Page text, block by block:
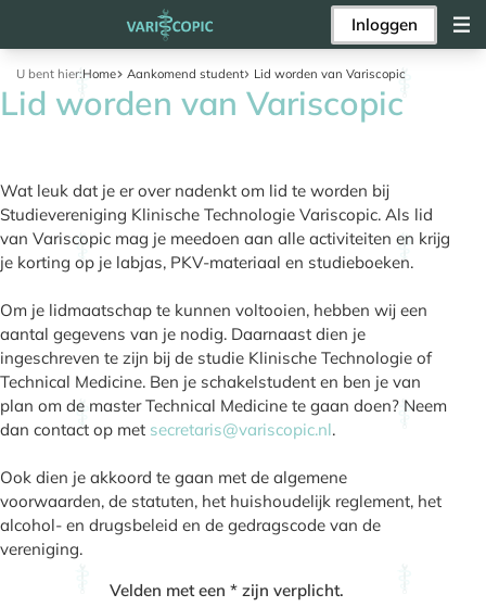
Inloggen
U bent hier:Home Aankomend student Lid worden van Variscopic
Lid worden van Variscopic
Wat leuk dat je er over nadenkt om lid te worden bij
Studievereniging Klinische Technologie Variscopic. Als lid
van Variscopic mag je meedoen aan alle activiteiten en krijg
je korting op je labjas, PKV-materiaal en studieboeken.
Om je lidmaatschap te kunnen voltooien, hebben wij een
aantal gegevens van je nodig. Daarnaast dien je
ingeschreven te zijn bij de studie Klinische Technologie of
Technical Medicine. Ben je schakelstudent en ben je van
plan om de master Technical Medicine te gaan doen? Neem
dan contact op met secretaris@variscopic.nl.
Ook dien je akkoord te gaan met de algemene
voorwaarden, de statuten, het huishoudelijk reglement, het
alcohol- en drugsbeleid en de gedragscode van de
vereniging.
Velden met een * zijn verplicht.